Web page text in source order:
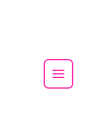
Main